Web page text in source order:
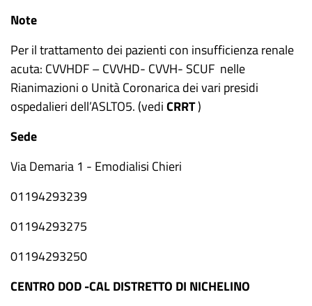
Note
Per il trattamento dei pazienti con insufficienza renale
acuta: CVVHDF – CVVHD- CVVH- SCUF nelle
Rianimazioni o Unità Coronarica dei vari presidi
ospedalieri dell’ASLTO5. (vediCRRT)
Sede
Via Demaria 1 - Emodialisi Chieri
01194293239
01194293275
01194293250
CENTRO DOD -CAL DISTRETTO DI NICHELINO